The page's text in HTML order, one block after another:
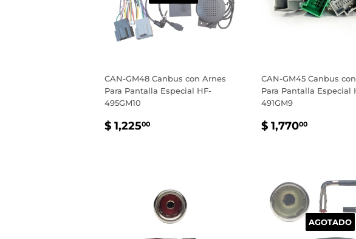
CAN-GM48 Canbus con Arnes
Para Pantalla Especial HF-
495GM10
PRECIO
$ 1,22500
CAN-GM45 Canbus
Para Pantalla Especial
491GM9
PRECIO
$ 1,77000$
AGOTADO